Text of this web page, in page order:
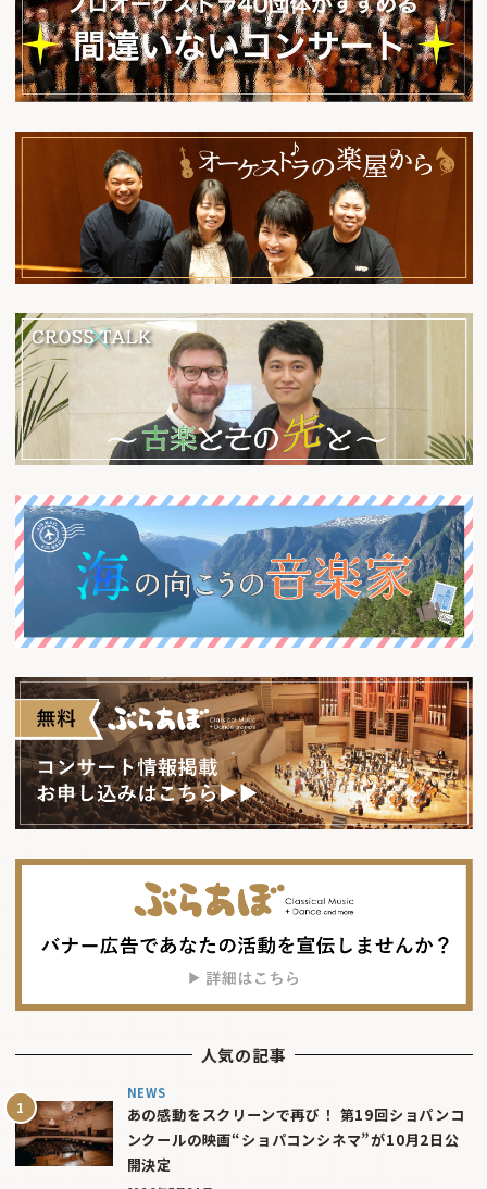
人気の記事
NEWS
あの感動をスクリーンで再び！ 第19回ショパンコ
ンクールの映画“ショパコンシネマ”が10月2日公
開決定